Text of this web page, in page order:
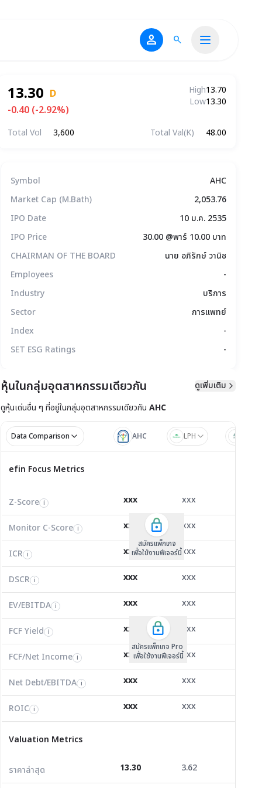
person search
13.30 D
-0.40 (-2.92%)
High13.70
Low13.30
Total Vol 3,600 Total Val(K) 48.00
ทางเทคนิค สิทธิประโยชน์ แบบรายงาน
not sorted not sortedปริมาณ ('000 หุ้น) not sorted
0.00 0.00 0.20
+0.74 0.70
-0.74 7.52
7.30
-1.43 0.80
Symbol
AHC
Market Cap (M.Bath)
2,053.76
IPO Date
10 ม.ค. 2535
IPO Price
30.00 @พาร์ 10.00 บาท
CHAIRMAN OF THE BOARD
นาย อภิรักษ์ วานิช
Employees
-
Industry
บริการ
Sector
การแพทย์
Index
-
SET ESG Ratings
-
หุ้นในกลุ่มอุตสาหกรรมเดียวกัน
ดูเพิ่มเติม
ดูหุ้นเด่นอื่น ๆ ที่อยู่ในกลุ่มอุตสาหกรรมเดียวกัน AHC
Data Comparison AHC LPH
efin Focus Metrics
Z-Score i 5.98 3.62
Monitor C-Score
0.00 0.00
ICR i 171.65 15.60
DSCR
EV/EBITDA
FCF Yield i 13.95 21.14
FCF/Net Income
2.20 2.24
-0.80 0.36
ROIC i 16.07 11.35
P/BV
0.92 1.33
efin Focus Metrics
Z-Score i
Monitor C-Score i
ICR i
DSCR i
สมัครแพ็คเกจ B
เพื่อใช้งานฟีเจอร์นี้
EV/EBITDA
FCF Yield i
FCF/Net Income
Net Debt/EBITDA
ROIC i
สมัครแพ็คเกจ B
เพื่อใช้งานฟีเจอร์นี้
Z-Score i xxx xxx
Monitor C-Score i xxx xxx
ICR i xxx xxx
DSCR i xxx xxx
สมัครแพ็กเกจ
เพื่อใช้งานฟีเจอร์นี้
EV/EBITDA i xxx xxx
FCF Yield i xxx xxx
FCF/Net Income i xxx xxx
Net Debt/EBITDA i xxx xxx
ROIC i xxx xxx
สมัครแพ็กเกจ Pro
เพื่อใช้งานฟีเจอร์นี้
Valuation Metrics
ราคาล่าสุด 13.30 3.62